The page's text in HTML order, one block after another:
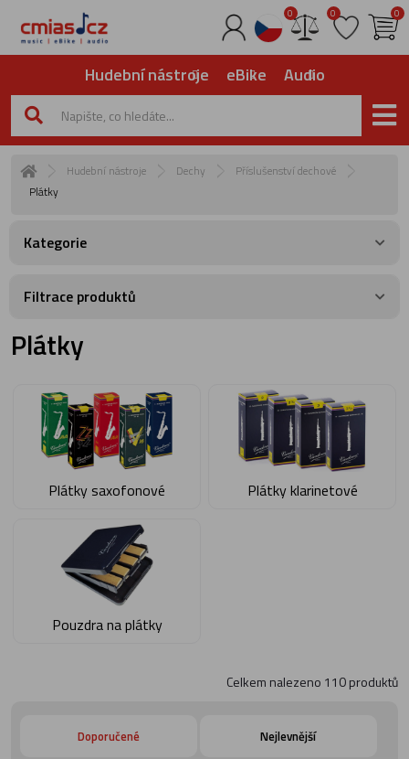
0 0 0
Hudební nástroje eBike Audio
Hudební nástroje Dechy
Příslušenství dechové
Plátky
Kategorie
Filtrace produktů
Plátky
Plátky saxofonové Plátky klarinetové
Pouzdra na plátky
Celkem nalezeno 110produktů
Doporučené Nejlevnější